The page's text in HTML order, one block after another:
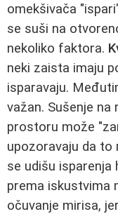
omekšivača
se suši na
nekoliko faktora.
neki zaista imaju
isparavaju.
važan. Sušenje
prostoru može
upozoravaju da
se udišu isparenja
prema iskustvima
očuvanje mirisa,